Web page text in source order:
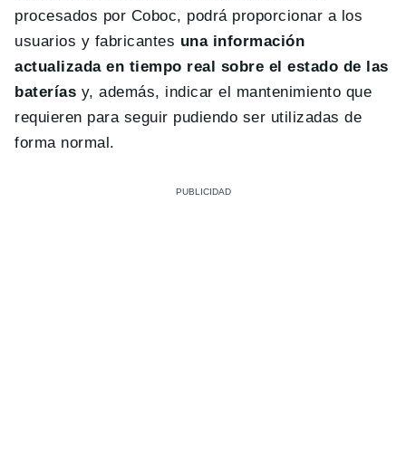
procesados por Coboc, podrá proporcionar a los
usuarios y fabricantes una información
actualizada en tiempo real sobre el estado de las
baterías y, además, indicar el mantenimiento que
requieren para seguir pudiendo ser utilizadas de
forma normal.